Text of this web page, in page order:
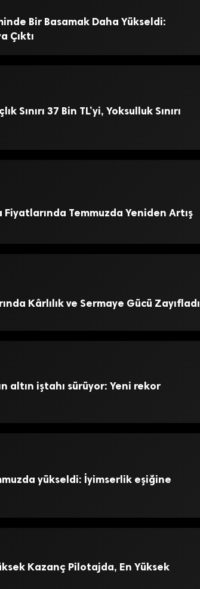
Bir Basamak Daha Yükseldi:
Çıktı
Sınırı 37 Bin TL’yi, Yoksulluk Sınırı
Fiyatlarında Temmuzda Yeniden Artış
Kârlılık ve Sermaye Gücü Zayıfladı
altın iştahı sürüyor: Yeni rekor
yükseldi: İyimserlik eşiğine
Kazanç Pilotajda, En Yüksek